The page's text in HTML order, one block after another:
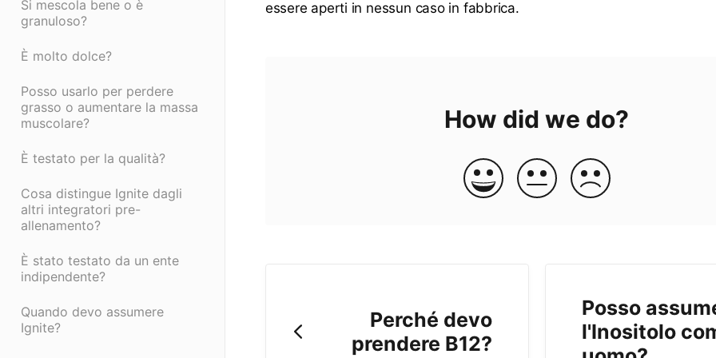
Si mescola bene o è
granuloso?
È molto dolce?
Posso usarlo per perdere
grasso o aumentare la massa
muscolare?
È testato per la qualità?
Cosa distingue Ignite dagli
altri integratori pre-
allenamento?
È stato testato da un ente
indipendente?
Quando devo assumere
Ignite?
essere aperti in nessun caso in fabbrica.
How did we do?
Perché devo
prendere B12?
Posso
l'Inositolo